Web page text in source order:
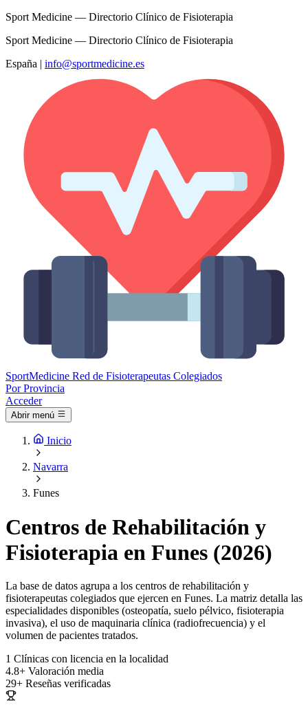
Sport Medicine — Directorio Clínico de Fisioterapia
Sport Medicine — Directorio Clínico de Fisioterapia
España | info@sportmedicine.es
SportMedicine Red de Fisioterapeutas Colegiados
Por Provincia
Acceder
Abrir menú
Inicio
Navarra
Funes
Centros de Rehabilitación y
Fisioterapia en Funes (2026)
La base de datos agrupa a los centros de rehabilitación y
fisioterapeutas colegiados que ejercen en Funes. La matriz detalla las
especialidades disponibles (osteopatía, suelo pélvico, fisioterapia
invasiva), el uso de maquinaria clínica (radiofrecuencia) y el
volumen de pacientes tratados.
1 Clínicas con licencia en la localidad
4.8+ Valoración media
29+ Reseñas verificadas